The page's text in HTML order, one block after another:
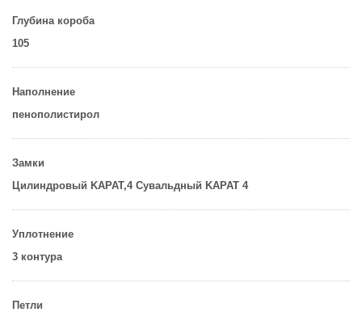
Глубина короба
105
Наполнение
пенополистирол
Замки
Цилиндровый KАРАТ,4 Сувальдный KAРАТ 4
Уплотнение
3 контура
Петли